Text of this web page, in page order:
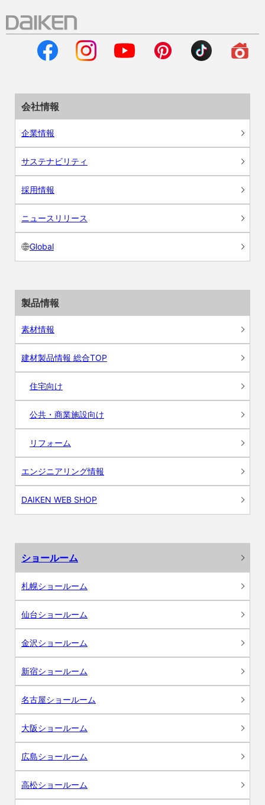
会社情報
企業情報
サステナビリティ
採用情報
ニュースリリース
Global
製品情報
素材情報
建材製品情報 総合TOP
住宅向け
公共・商業施設向け
リフォーム
エンジニアリング情報
DAIKEN WEB SHOP
ショールーム
札幌ショールーム
仙台ショールーム
金沢ショールーム
新宿ショールーム
名古屋ショールーム
大阪ショールーム
広島ショールーム
高松ショールーム